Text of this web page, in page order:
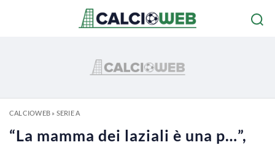
CALCIOWEB» SERIE A
“La mamma dei laziali è una p…”,